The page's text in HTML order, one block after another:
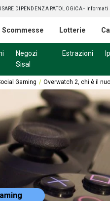
DIPENDENZA PATOLOGICA - Informati
Scommesse Lotterie
Negozi
Sisal
Estrazioni
Gaming Overwatch 2, chi è il